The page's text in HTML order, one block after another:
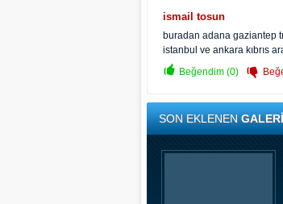
ismail tosun
buradan adana gaziantep
istanbul ve ankara kıbrıs
Beğendim (0)
SON EKLENEN